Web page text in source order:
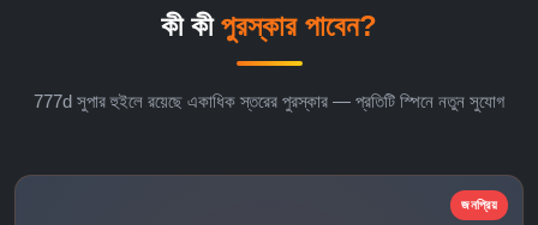
কী কীপুরস্কার পাবেন?
777d সুপার হুইলে রয়েছে একাধিক স্তরের পুরস্কার — প্রতিটি স্পিনে নতুন সুযোগ
জনপ্রিয়